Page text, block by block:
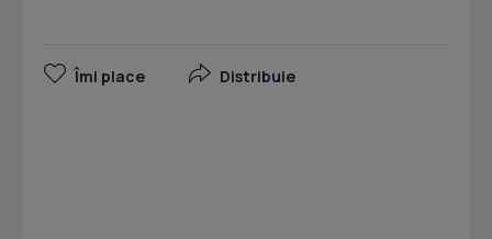
Îmi place Distribuie